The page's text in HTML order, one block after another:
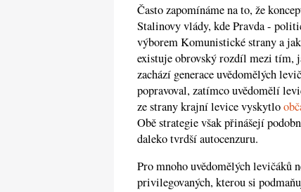
Často zapomínáme na to, že
Stalinovy vlády, kde Pravda -
výborem Komunistické strany a
existuje obrovský rozdíl mezi tím,
zachází generace uvědomělých
popravoval, zatímco uvědomělí
ze strany krajní levice vyskytlo
Obě strategie však přinášejí
daleko tvrdší autocenzuru.
Pro mnoho uvědomělých levičáků
privilegovaných, kterou si